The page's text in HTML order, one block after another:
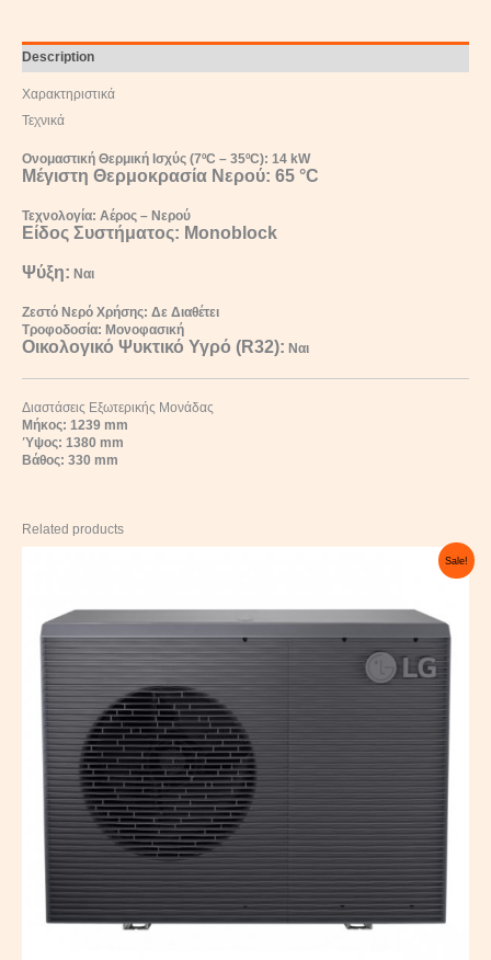
Description
Χαρακτηριστικά
Τεχνικά
Ονομαστική Θερμική Ισχύς (7ºC – 35ºC): 14 kW
Μέγιστη Θερμοκρασία Νερού: 65 °C
Τεχνολογία: Αέρος – Νερού
Είδος Συστήματος: Monoblock
Ψύξη: Ναι
Ζεστό Νερό Χρήσης: Δε Διαθέτει
Τροφοδοσία: Μονοφασική
Οικολογικό Ψυκτικό Υγρό (R32): Ναι
Διαστάσεις Εξωτερικής Μονάδας
Μήκος: 1239 mm
Ύψος: 1380 mm
Βάθος: 330 mm
Related products
Sale!